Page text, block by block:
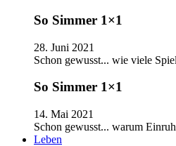
So Simmer 1×1
28. Juni 2021
Schon gewusst... wie viele
So Simmer 1×1
14. Mai 2021
Schon gewusst... warum
Leben